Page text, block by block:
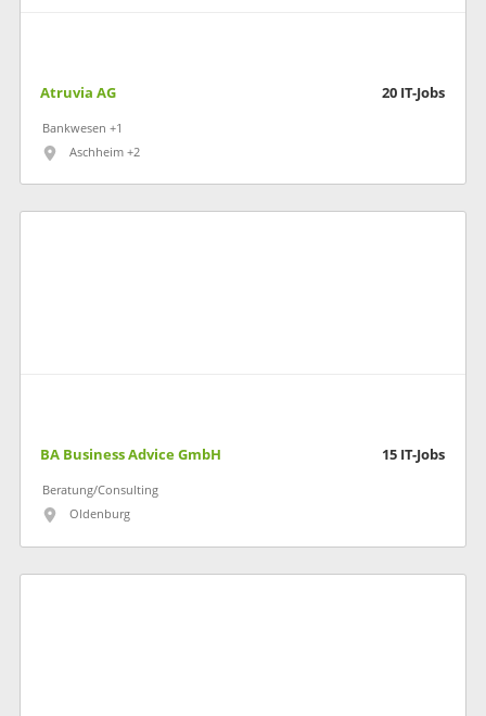
Atruvia AG 20 IT-Jobs
Bankwesen +1
Aschheim +2
BA Business Advice GmbH 15 IT-Jobs
Beratung/Consulting
Oldenburg